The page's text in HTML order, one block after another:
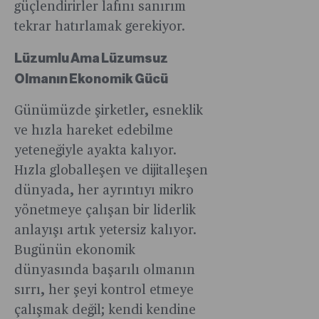
güçlendirirler lafını sanırım
tekrar hatırlamak gerekiyor.
Lüzumlu Ama Lüzumsuz
Olmanın Ekonomik Gücü
Günümüzde şirketler, esneklik
ve hızla hareket edebilme
yeteneğiyle ayakta kalıyor.
Hızla globalleşen ve dijitalleşen
dünyada, her ayrıntıyı mikro
yönetmeye çalışan bir liderlik
anlayışı artık yetersiz kalıyor.
Bugünün ekonomik
dünyasında başarılı olmanın
sırrı, her şeyi kontrol etmeye
çalışmak değil; kendi kendine